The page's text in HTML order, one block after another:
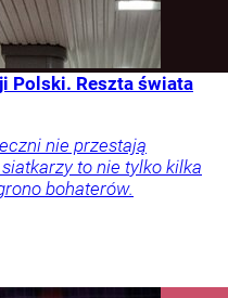
Polski. Reszta świata
nie przestają
to nie tylko kilka
bohaterów.